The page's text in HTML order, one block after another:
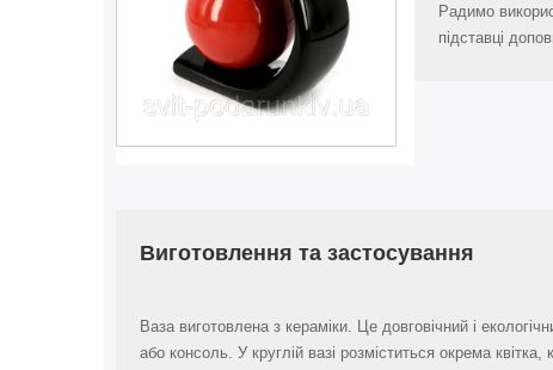
Радимо
підставці
Виготовлення та застосування
Ваза виготовлена з кераміки. Це довговічний і
або консоль. У круглій вазі розміститься окрема